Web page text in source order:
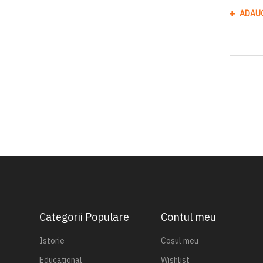
Categorii Populare
Istorie
Educațional
Contul meu
Coșul meu
Wishlist